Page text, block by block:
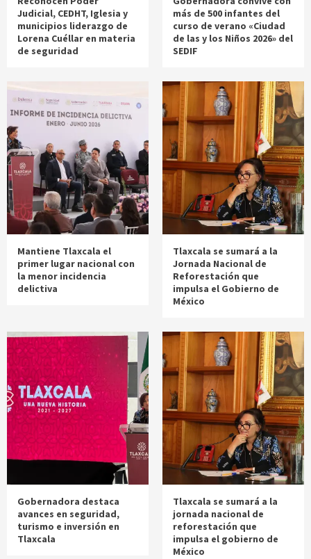
Judicial, CEDHT, Iglesia y
municipios liderazgo de
Lorena Cuéllar en materia
de seguridad
más de 500 infantes del
curso de verano «Ciudad
de las y los Niños 2026» del
SEDIF
Mantiene Tlaxcala el
primer lugar nacional con
la menor incidencia
delictiva
Tlaxcala se sumará a la
Jornada Nacional de
Reforestación que
impulsa el Gobierno de
México
Gobernadora destaca
avances en seguridad,
turismo e inversión en
Tlaxcala
Tlaxcala se sumará a la
jornada nacional de
reforestación que
impulsa el gobierno de
México